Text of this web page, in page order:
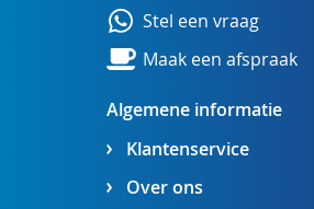
Algemene informatie
Klantenservice
Over ons
Stel een vraag
Maak een afspraak